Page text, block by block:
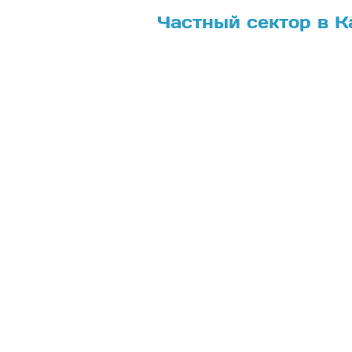
Частный сектор в